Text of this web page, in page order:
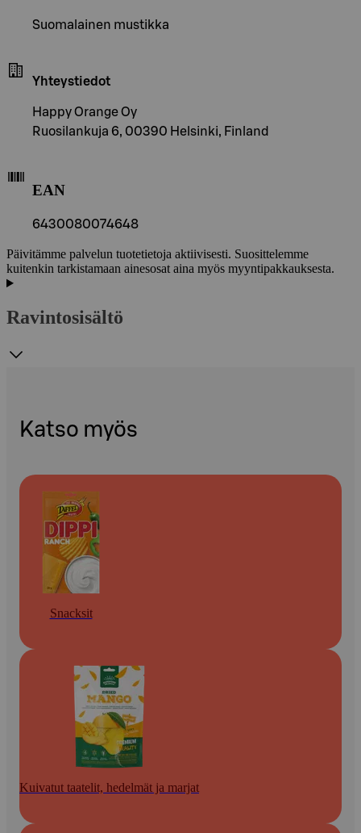
Suomalainen mustikka
Yhteystiedot
Happy Orange Oy
Ruosilankuja 6, 00390 Helsinki, Finland
EAN
6430080074648
Päivitämme palvelun tuotetietoja aktiivisesti. Suosittelemme
kuitenkin tarkistamaan ainesosat aina myös myyntipakkauksesta.
Ravintosisältö
Katso myös
Snacksit
Kuivatut taatelit, hedelmät ja marjat